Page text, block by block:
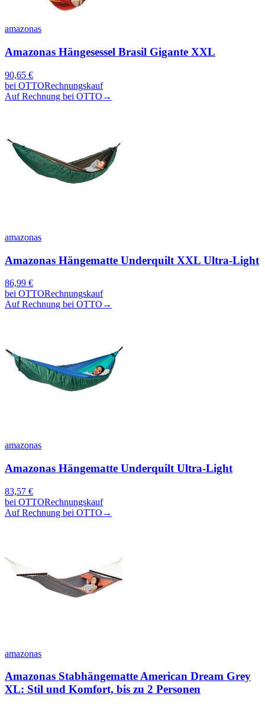
amazonas
Amazonas Hängesessel Brasil Gigante XXL
90,65 €
bei OTTORechnungskauf
Auf Rechnung bei OTTO →
amazonas
Amazonas Hängematte Underquilt XXL Ultra-Light
86,99 €
bei OTTORechnungskauf
Auf Rechnung bei OTTO →
amazonas
Amazonas Hängematte Underquilt Ultra-Light
83,57 €
bei OTTORechnungskauf
Auf Rechnung bei OTTO →
amazonas
Amazonas Stabhängematte American Dream Grey
XL: Stil und Komfort, bis zu 2 Personen